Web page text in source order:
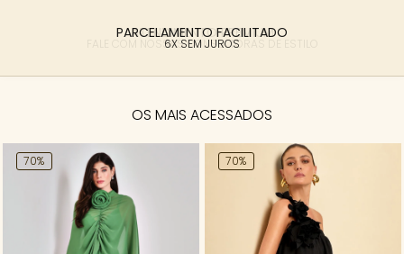
PARCELAMENTO FACILITADO
6X SEM JUROS
OS MAIS ACESSADOS
70% 70%